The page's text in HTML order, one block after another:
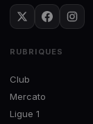
RUBRIQUES
Club
Mercato
Ligue 1